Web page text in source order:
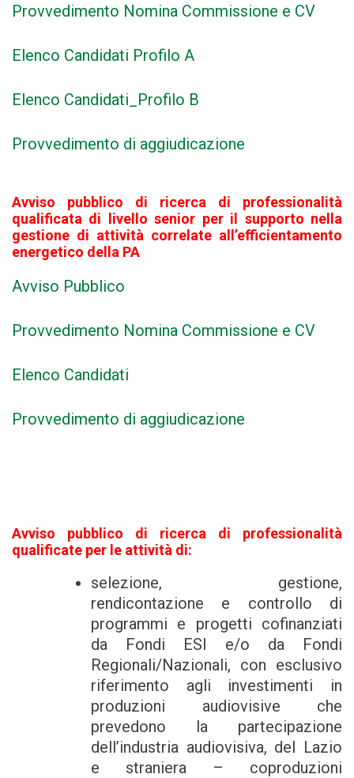
Provvedimento Nomina Commissione e CV
Elenco Candidati Profilo A
Elenco Candidati_Profilo B
Provvedimento di aggiudicazione
Avviso pubblico di ricerca di professionalità
qualificata di livello senior per il supporto nella
gestione di attività correlate all’efficientamento
energetico della PA
Avviso Pubblico
Provvedimento Nomina Commissione e CV
Elenco Candidati
Provvedimento di aggiudicazione
Avviso pubblico di ricerca di professionalità
qualificate per le attività di:
selezione, gestione,
rendicontazione e controllo di
programmi e progetti cofinanziati
da Fondi ESI e/o da Fondi
Regionali/Nazionali, con esclusivo
riferimento agli investimenti in
produzioni audiovisive che
prevedono la partecipazione
dell’industria audiovisiva, del Lazio
e straniera – coproduzioni